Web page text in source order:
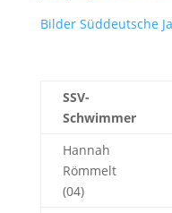
Bilder Süddeutsche
SSV-
Schwimmer
Hannah
Römmelt
(04)